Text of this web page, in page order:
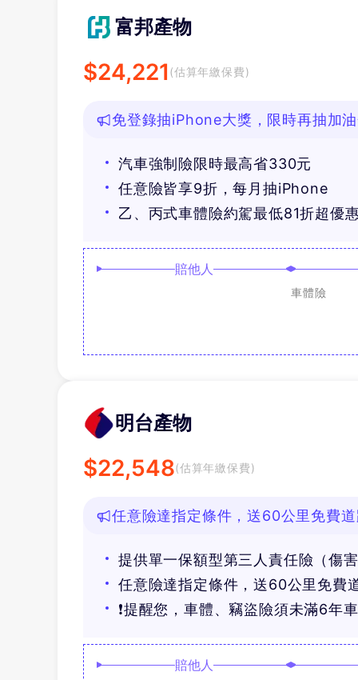
富邦產物
$24,221 (估算年繳保費)
免登錄抽iPhone大獎，限時再抽加
汽車強制險限時最高省330元
任意險皆享9折，每月抽iPhone
乙、丙式車體險約駕最低81折超優
賠他人
車體險
明台產物
$22,548(估算年繳保費)
任意險達指定條件，送60公里免費
提供單一保額型第三人責任險（傷
任意險達指定條件，送60公里免費
❗提醒您，車體、竊盜險須未滿6年
賠他人